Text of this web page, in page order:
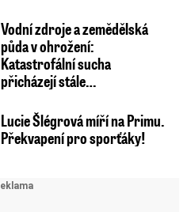
Vodní zdroje a zemědělská
půda v ohrožení:
Katastrofální sucha
přicházejí stále…
Lucie Šlégrová míří na Primu.
Překvapení pro sporťáky!